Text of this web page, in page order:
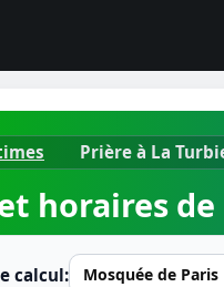
Horaires de prières
Heure de prière
Ramadan 2026
Prière à La
horaires
calcul: